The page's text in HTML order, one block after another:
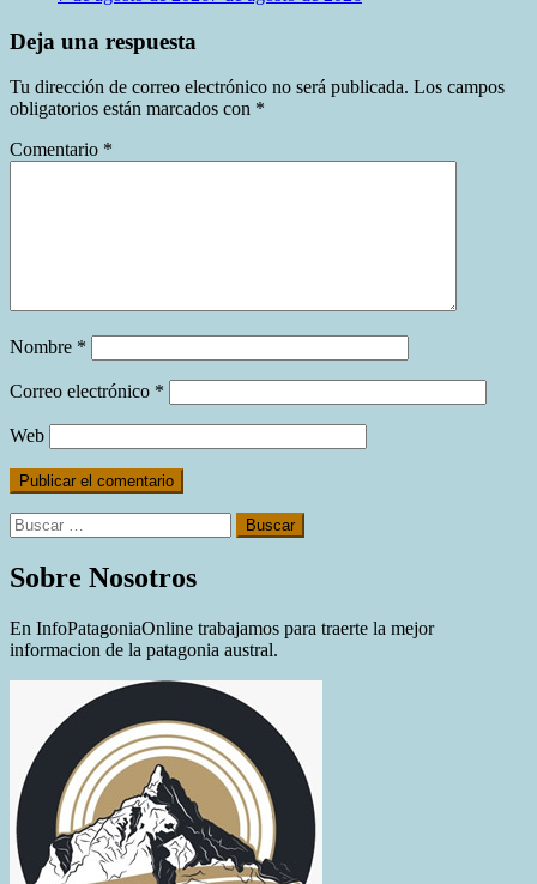
Deja una respuesta
Tu dirección de correo electrónico no será publicada. Los campos
obligatorios están marcados con *
Comentario *
Nombre *
Correo electrónico *
Web
Buscar:
Sobre Nosotros
En InfoPatagoniaOnline trabajamos para traerte la mejor
informacion de la patagonia austral.